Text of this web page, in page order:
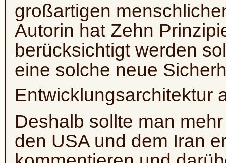
großartigen
Autorin hat Zehn
berücksichtigt werden
eine solche neue
Entwicklungsarchitektur
Deshalb sollte man
den USA und dem Iran